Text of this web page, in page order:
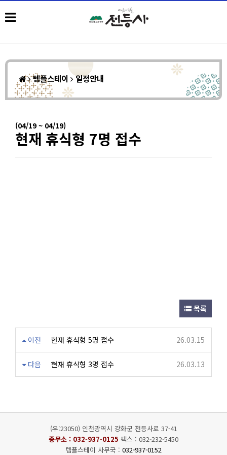
템플스테이 일정안내
(04/19 ~ 04/19)
현재 휴식형 7명 접수
목록
이전 현재 휴식형 5명 접수 26.03.15
다음 현재 휴식형 3명 접수 26.03.13
(우:23050) 인천광역시 강화군 전등사로 37-41
종무소 : 032-937-0125 팩스 : 032-232-5450
템플스테이 사무국 : 032-937-0152